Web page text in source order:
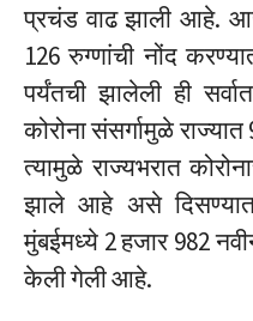
प्रचंड वाढ झाली आहे.
126 रुग्णांची नोंद
पर्यंतची झालेली ही
कोरोना संसर्गामुळे
त्यामुळे राज्यभरात
झाले आहे असे
मुंबईमध्ये 2 हजार 982
केली गेली आहे.